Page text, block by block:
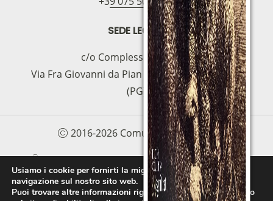
SEDE LEGALE
c/o Complesso S.Manno
Via Fra Giovanni da Pian di Carpine, 63 - 06127
(PG)
2016-2026 Comunità Magnificat
COOKIE POLICY
PRIVACY POLICY
PROTOCOLLO PER LA TUTELA DEI MINORI E
Usiamo i cookie per fornirti la miglior esperienza d'uso e
navigazione sul nostro sito web.
Puoi trovare altre informazioni riguardo a quali cookie usiamo